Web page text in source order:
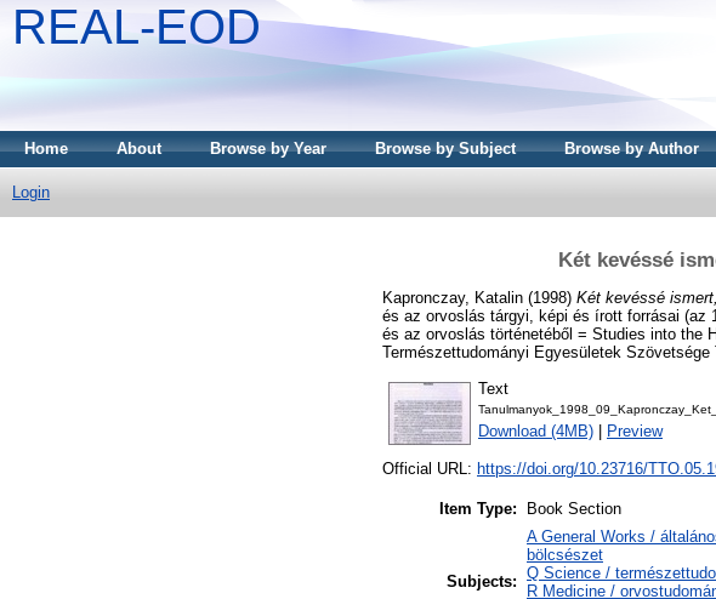
REAL-EOD
Home About Browse by Year Browse by Subject Browse by Author
Login
Két kevéssé
Kapronczay, Katalin (1998) Két kevéssé
és az orvoslás tárgyi, képi és írott forrásai (az
és az orvoslás történetéből = Studies into the
Természettudományi Egyesületek
Text
Download (4MB) Preview
Official URL: https://doi.org/10.23716/
Item Type: Book Section
Subjects:
A General Works /
bölcsészet
Q Science /
R Medicine /